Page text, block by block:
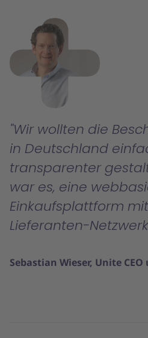
Wir wollten die
in Deutschland
transparenter
war es, eine
Einkaufsplattform
Lieferanten-
Sebastian Wieser, Unite